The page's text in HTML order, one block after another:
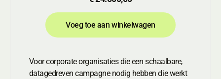
Voeg toe aan winkelwagen
Voeg toe aan winkelwagen
Voor corporate organisaties die een schaalbare,
datagedreven campagne nodig hebben die werkt